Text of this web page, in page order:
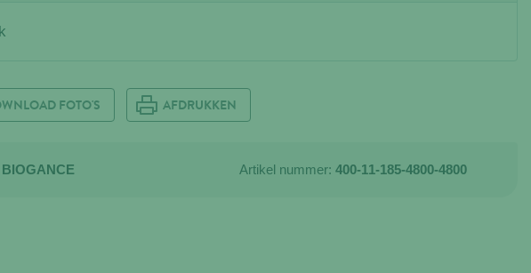
FOTO'S AFDRUKKEN
BIOGANCE Artikel nummer: 400-11-185-4800-4800